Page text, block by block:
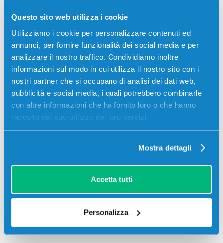
Questo sito web utilizza i cookie
Utilizziamo i cookie per personalizzare contenuti ed
annunci, per fornire funzionalità dei social media e per
analizzare il nostro traffico. Condividiamo inoltre
informazioni sul modo in cui utilizza il nostro sito con i
nostri partner che si occupano di analisi dei dati web,
pubblicità e social media, i quali potrebbero combinarle
con altre informazioni che ha fornito loro o che hanno
raccolto dal suo utilizzo dei loro servizi.
Mostra dettagli
Accetta tutti
Personalizza
Bonifico bancario
Descrizione
Toner originale Ricoh 407013 NERO 7500 pagine per
Stampanti: Ricoh AFICIO SP4100NL
Recensioni